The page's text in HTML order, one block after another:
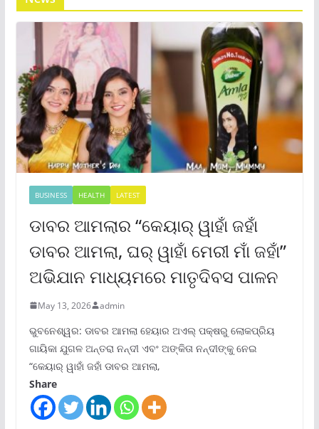
BUSINESS HEALTH LATEST
ଡାବର ଆମଲାର “କେୟାର୍ ୱାହାଁ ଜହାଁ
ଡାବର ଆମଲା, ଘର୍ ୱାହାଁ ମେରୀ ମାଁ ଜହାଁ”
ଅଭିଯାନ ମାଧ୍ୟମରେ ମାତୃଦିବସ ପାଳନ
May 13, 2026 admin
ଭୁବନେଶ୍ୱର: ଡାବର ଆମଲା ହେୟାର ଅଏଲ୍ ପକ୍ଷରୁ ଲୋକପ୍ରିୟ
ଗାୟିକା ଯୁଗଳ ଅନ୍ତରା ନନ୍ଦୀ ଏବଂ ଅଙ୍କିତା ନନ୍ଦୀଙ୍କୁ ନେଇ
“କେୟାର୍ ୱାହାଁ ଜହାଁ ଡାବର ଆମଲା,
Share